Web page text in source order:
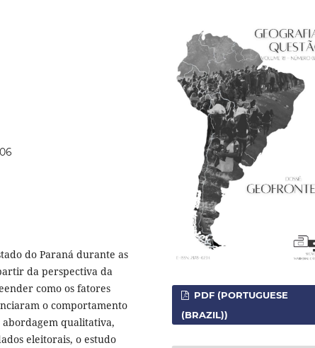
do Paraná durante as
da perspectiva da
como os fatores
o comportamento
qualitativa,
eleitorais, o estudo
PDF (PORTUGUESE
(BRAZIL))